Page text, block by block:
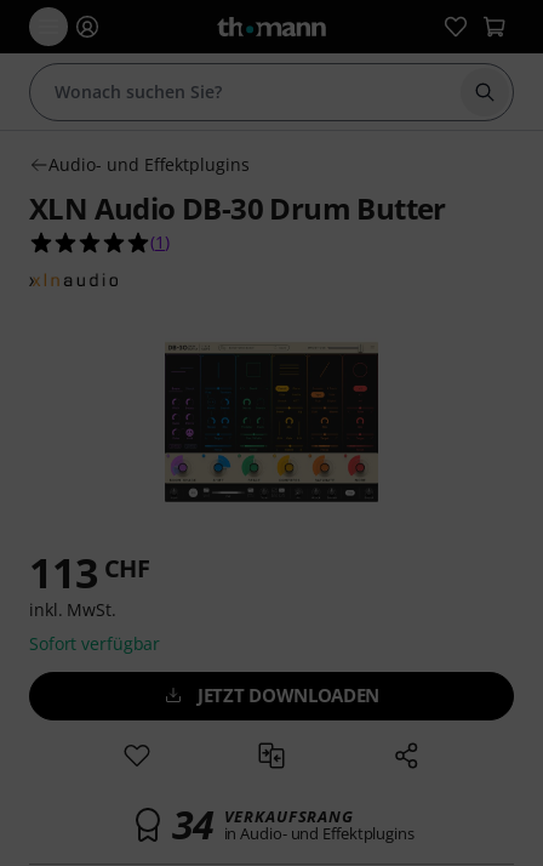
Suche
Audio- und Effektplugins
XLN Audio DB-30 Drum Butter
5.0 von 5 Sternen aus 1 Kundenbewertungen
(1 )
113 CHF
inkl. MwSt.
Sofort verfügbar
JETZT DOWNLOADEN
34 VERKAUFSRANG
in Audio- und Effektplugins